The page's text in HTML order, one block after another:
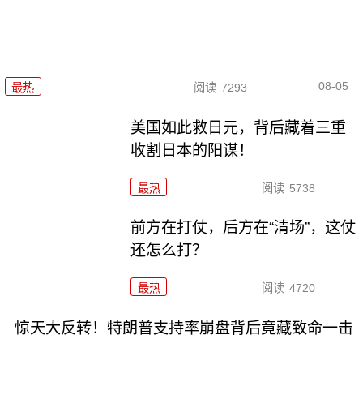
最热 阅读 7293 08-05
美国如此救日元，背后藏着三重
收割日本的阳谋！
最热 阅读 5738
前方在打仗，后方在“清场”，这仗
还怎么打？
最热 阅读 4720
惊天大反转！特朗普支持率崩盘背后竟藏致命一击